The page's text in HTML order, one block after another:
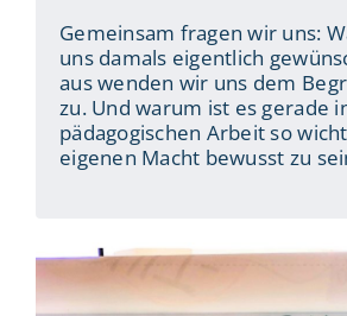
Gemeinsam fragen wir uns:
uns damals eigentlich
aus wenden wir uns dem
zu. Und warum ist es gerade
pädagogischen Arbeit so
eigenen Macht bewusst zu